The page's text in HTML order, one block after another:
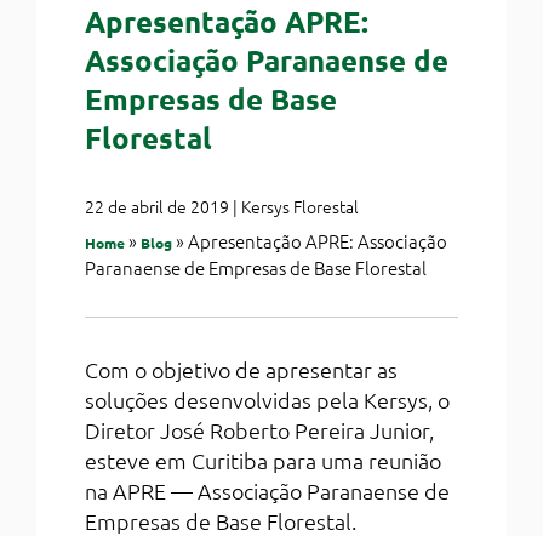
Apresentação APRE:
Associação Paranaense de
Empresas de Base
Florestal
22 de abril de 2019 | Kersys Florestal
Home» Blog»Apresentação APRE: Associação
Paranaense de Empresas de Base Florestal
Com o objetivo de apresentar as
soluções desenvolvidas pela Kersys, o
Diretor José Roberto Pereira Junior,
esteve em Curitiba para uma reunião
na APRE — Associação Paranaense de
Empresas de Base Florestal.